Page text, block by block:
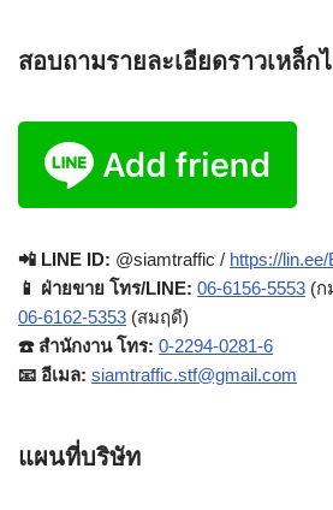
สอบถามรายละเอียดราวเหล็ก
📲 LINE ID: @siamtraffic / https://
📱 ฝ่ายขาย โทร/LINE: 06-6156-5553 (ก
06-6162-5353 (สมฤดี)
☎️ สำนักงาน โทร: 0-2294-0281-6
📧 อีเมล: siamtraffic.stf@gmail.com
แผนที่บริษัท